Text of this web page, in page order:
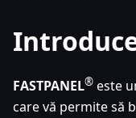
FASTPANEL® este
care vă permite să